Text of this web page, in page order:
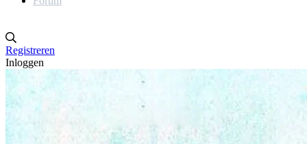
Registreren
Inloggen